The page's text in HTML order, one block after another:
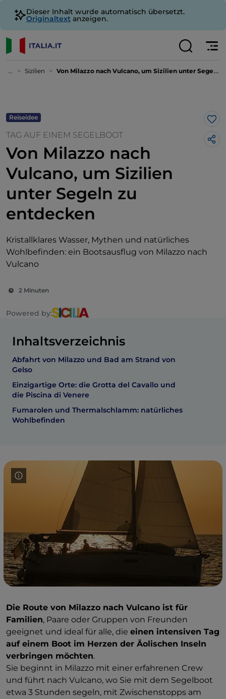
Dieser Inhalt wurde automatisch übersetzt.
Originaltext anzeigen.
... Sizilien Von Milazzo nach Vulcano, um Sizilien unter Segeln zu entdecken
Reiseidee
TAG AUF EINEM SEGELBOOT
Von Milazzo nach
Vulcano, um Sizilien
unter Segeln zu
entdecken
Kristallklares Wasser, Mythen und natürliches
Wohlbefinden: ein Bootsausflug von Milazzo nach
Vulcano
2 Minuten
Powered by:
Inhaltsverzeichnis
Abfahrt von Milazzo und Bad am Strand von
Gelso
Einzigartige Orte: die Grotta del Cavallo und
die Piscina di Venere
Fumarolen und Thermalschlamm: natürliches
Wohlbefinden
Die Route von Milazzo nach Vulcano ist für
Familien, Paare oder Gruppen von Freunden
geeignet und ideal für alle, die einen intensiven Tag
auf einem Boot im Herzen der Äolischen Inseln
verbringen möchten.
Sie beginnt in Milazzo mit einer erfahrenen Crew
und führt nach Vulcano, wo Sie mit dem Segelboot
etwa 3 Stunden segeln, mit Zwischenstopps am